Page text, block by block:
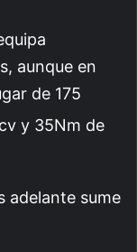
aunque en
de 175
y 35Nm de
adelante sume